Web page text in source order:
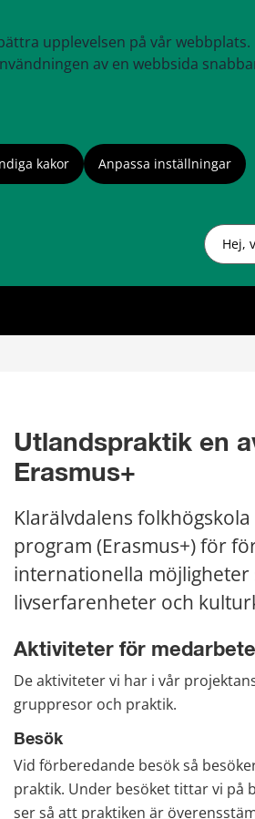
upplevelsen på vår webbplats.
av en webbsida
kakor Anpassa inställningar
Sök
Utlandspraktik en
Erasmus+
Klarälvdalens
program (Erasmus+) för
internationella möjligheter
livserfarenheter och
Aktiviteter för
De aktiviteter vi har i vår
gruppresor och praktik.
Besök
Vid förberedande besök så
praktik. Under besöket tittar vi på
ser så att praktiken är